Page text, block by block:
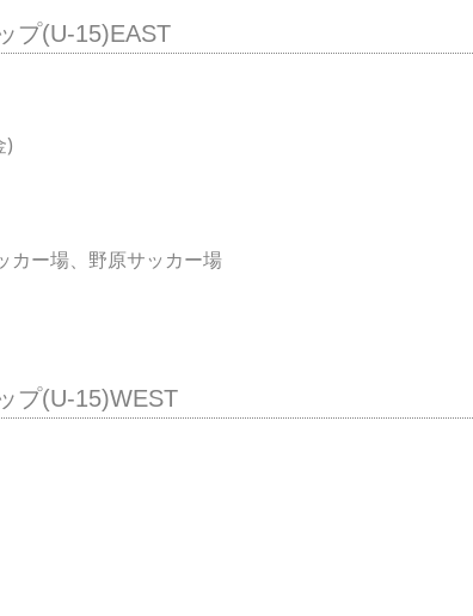
プ(U-15)EAST
)
カー場、野原サッカー場
プ(U-15)WEST